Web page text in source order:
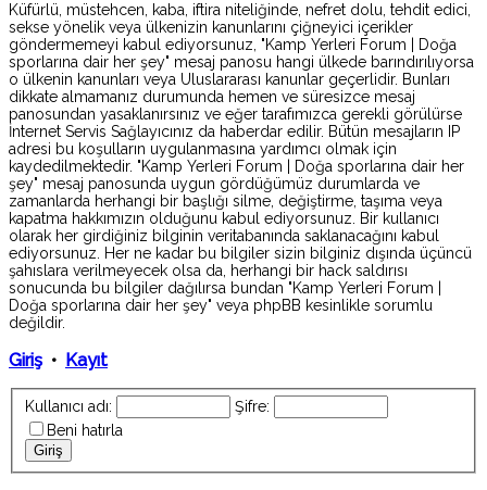
Küfürlü, müstehcen, kaba, iftira niteliğinde, nefret dolu, tehdit edici,
sekse yönelik veya ülkenizin kanunlarını çiğneyici içerikler
göndermemeyi kabul ediyorsunuz, "Kamp Yerleri Forum | Doğa
sporlarına dair her şey" mesaj panosu hangi ülkede barındırılıyorsa
o ülkenin kanunları veya Uluslararası kanunlar geçerlidir. Bunları
dikkate almamanız durumunda hemen ve süresizce mesaj
panosundan yasaklanırsınız ve eğer tarafımızca gerekli görülürse
İnternet Servis Sağlayıcınız da haberdar edilir. Bütün mesajların IP
adresi bu koşulların uygulanmasına yardımcı olmak için
kaydedilmektedir. "Kamp Yerleri Forum | Doğa sporlarına dair her
şey" mesaj panosunda uygun gördüğümüz durumlarda ve
zamanlarda herhangi bir başlığı silme, değiştirme, taşıma veya
kapatma hakkımızın olduğunu kabul ediyorsunuz. Bir kullanıcı
olarak her girdiğiniz bilginin veritabanında saklanacağını kabul
ediyorsunuz. Her ne kadar bu bilgiler sizin bilginiz dışında üçüncü
şahıslara verilmeyecek olsa da, herhangi bir hack saldırısı
sonucunda bu bilgiler dağılırsa bundan "Kamp Yerleri Forum |
Doğa sporlarına dair her şey" veya phpBB kesinlikle sorumlu
değildir.
Giriş • Kayıt
Kullanıcı adı:
Şifre:
Beni hatırla